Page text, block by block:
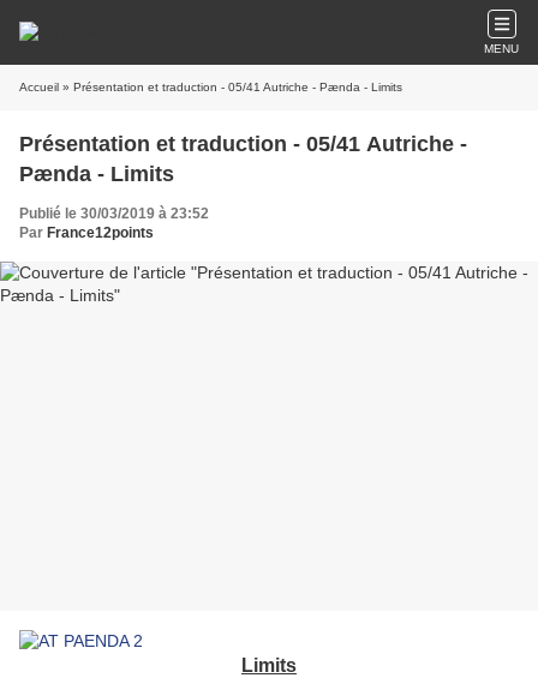
MENU
Accueil » Présentation et traduction - 05/41 Autriche - Pænda - Limits
Présentation et traduction - 05/41 Autriche -
Pænda - Limits
Publié le 30/03/2019 à 23:52
Par France12points
Limits